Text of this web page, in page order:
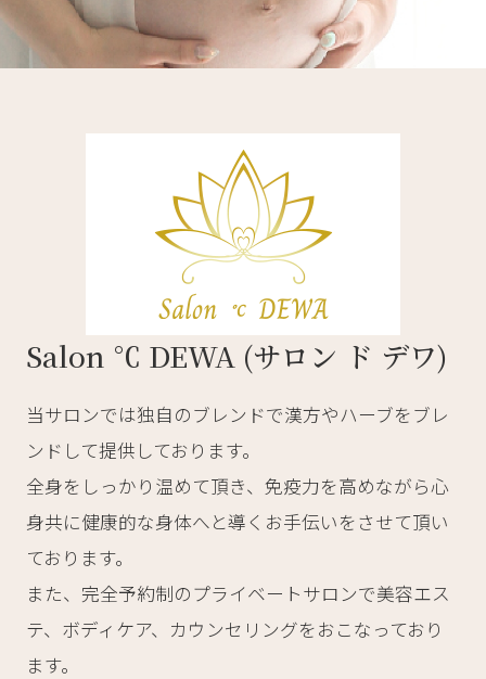
Salon ℃ DEWA (サロン ド デワ)
当サロンでは独自のブレンドで漢方やハーブをブレ
ンドして提供しております。
全身をしっかり温めて頂き、免疫力を高めながら心
身共に健康的な身体へと導くお手伝いをさせて頂い
ております。
また、完全予約制のプライベートサロンで美容エス
テ、ボディケア、カウンセリングをおこなっており
ます。